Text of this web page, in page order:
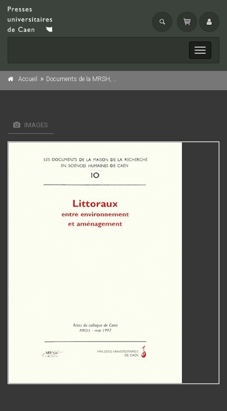
Toggle
Accueil Documents de la MRSH, n° 10/2000
IMAGES